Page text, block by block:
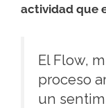
actividad que
El Flow,
proceso
un